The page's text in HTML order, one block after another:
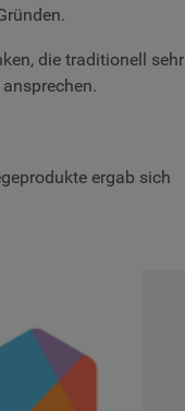
die traditionell sehr
ergab sich